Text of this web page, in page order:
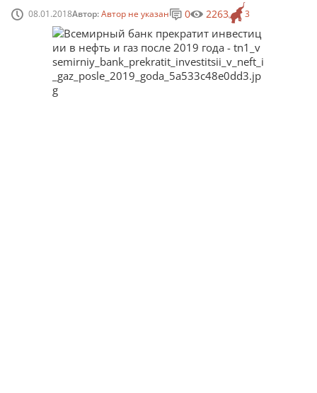
08.01.2018Автор:Автор не указан 3
0 2263